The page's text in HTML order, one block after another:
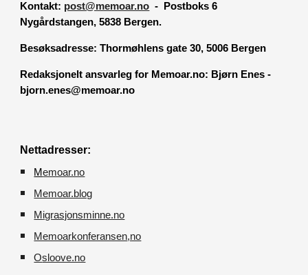
Kontakt: post@memoar.no - Postboks 6
Nygårdstangen, 5838 Bergen.
Besøksadresse:Thormøhlens gate 30, 5006 Bergen
Redaksjonelt ansvarleg for Memoar.no: Bjørn Enes -
bjorn.enes@memoar.no
Nettadresser:
Memoar.no
Memoar.blog
M igrasjonsminne.no
Memoarkonferansen,no
Osloove.no